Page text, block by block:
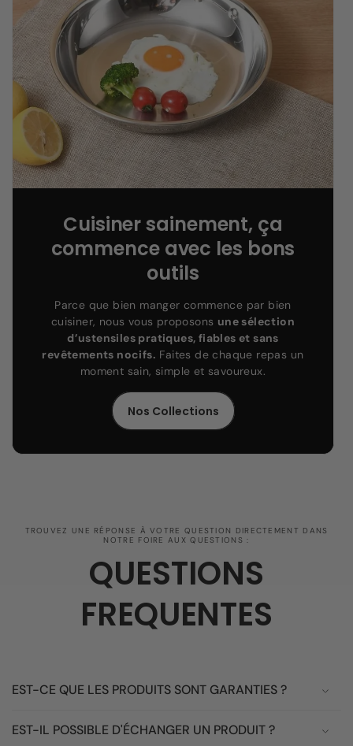
Cuisiner sainement, ça
commence avec les bons
outils
Parce que bien manger commence par bien
cuisiner, nous vous proposons une sélection
d’ustensiles pratiques, fiables et sans
revêtements nocifs. Faites de chaque repas un
moment sain, simple et savoureux.
Nos Collections
TROUVEZ UNE RÉPONSE À VOTRE QUESTION DIRECTEMENT DANS
NOTRE FOIRE AUX QUESTIONS :
QUESTIONS
FREQUENTES
EST-CE QUE LES PRODUITS SONT GARANTIES ?
EST-IL POSSIBLE D'ÉCHANGER UN PRODUIT ?